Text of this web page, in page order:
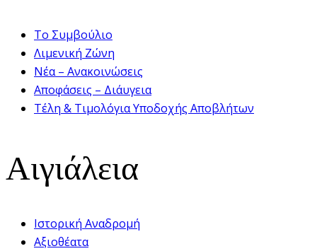
Το Συμβούλιο
Λιμενική Ζώνη
Νέα – Ανακοινώσεις
Αποφάσεις – Διάυγεια
Τέλη & Τιμολόγια Υποδοχής Αποβλήτων
Αιγιάλεια
Ιστορική Αναδρομή
Αξιοθέατα